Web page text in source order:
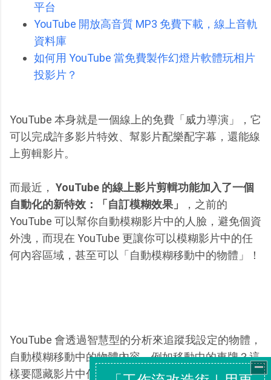
平台
YouTube 開放高音質 MP3 免費下載，線上音軌
資料庫
如何用 YouTube 當免費製作幻燈片軟體玩相片
投影片？
YouTube 本身就是一個線上的免費「威力導演」，它
可以完成許多影片特效、幫影片配樂配字幕，還能線
上剪輯影片。
而最近， YouTube 的線上影片剪輯功能加入了一個
自動化的新特效：「自訂模糊效果」
，之前的
YouTube 可以幫你自動模糊影片中的人臉，避免個資
外洩，而現在 YouTube 更讓你可以模糊影片中的任
何內容區域，甚至可以「自動模糊移動中的物體」！
YouTube 會透過智慧型的分析來追蹤我設定的物體，
自動模糊移動中的物體內容，例如移動中的車牌？這
樣要隱藏影片中任何敏感內容都變得更加簡單。